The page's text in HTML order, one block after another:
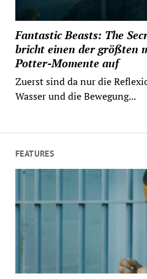
Fantastic Beasts: The
bricht einen der größten
Potter-Momente auf
Zuerst sind da nur die
Wasser und die Bewegung...
FEATURES